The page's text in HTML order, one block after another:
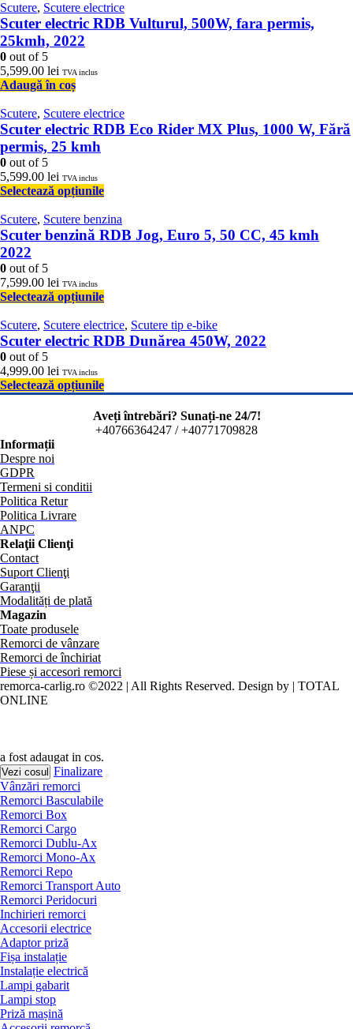
Scutere, Scutere electrice
Scuter electric RDB Vulturul, 500W, fara permis,
25kmh, 2022
0 out of 5
5,599.00 lei TVA inclus
Adaugă în coș
Scutere, Scutere electrice
Scuter electric RDB Eco Rider MX Plus, 1000 W, Fără
permis, 25 kmh
0 out of 5
5,599.00 lei TVA inclus
Selectează opțiunile
Scutere, Scutere benzina
Scuter benzină RDB Jog, Euro 5, 50 CC, 45 kmh
2022
0 out of 5
7,599.00 lei TVA inclus
Selectează opțiunile
Scutere, Scutere electrice, Scutere tip e-bike
Scuter electric RDB Dunărea 450W, 2022
0 out of 5
4,999.00 lei TVA inclus
Selectează opțiunile
Aveți întrebări? Sunați-ne 24/7!
+40766364247 / +40771709828
Informații
Despre noi
GDPR
Termeni si conditii
Politica Retur
Politica Livrare
ANPC
Relaţii Clienţi
Contact
Suport Clienţi
Garanţii
Modalități de plată
Magazin
Toate produsele
Remorci de vânzare
Remorci de închiriat
Piese și accesori remorci
remorca-carlig.ro ©2022 | All Rights Reserved. Design by | TOTAL
ONLINE
a fost adaugat in cos.
Vezi cosul Finalizare
Vânzări remorci
Remorci Basculabile
Remorci Box
Remorci Cargo
Remorci Dublu-Ax
Remorci Mono-Ax
Remorci Repo
Remorci Transport Auto
Remorci Peridocuri
Inchirieri remorci
Accesorii electrice
Adaptor priză
Fișa instalație
Instalație electrică
Lampi gabarit
Lampi stop
Priză mașină